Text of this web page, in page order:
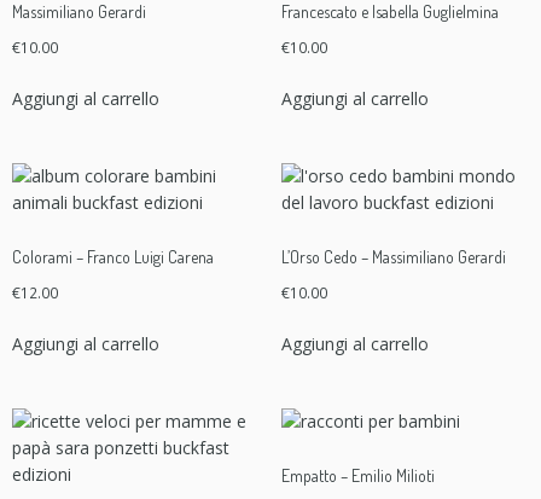
Massimiliano Gerardi
€10.00
Aggiungi al carrello
Francescato e Isabella Guglielmina
€10.00
Aggiungi al carrello
Colorami – Franco Luigi Carena
€12.00
Aggiungi al carrello
L’Orso Cedo – Massimiliano Gerardi
€10.00
Aggiungi al carrello
Empatto – Emilio Milioti